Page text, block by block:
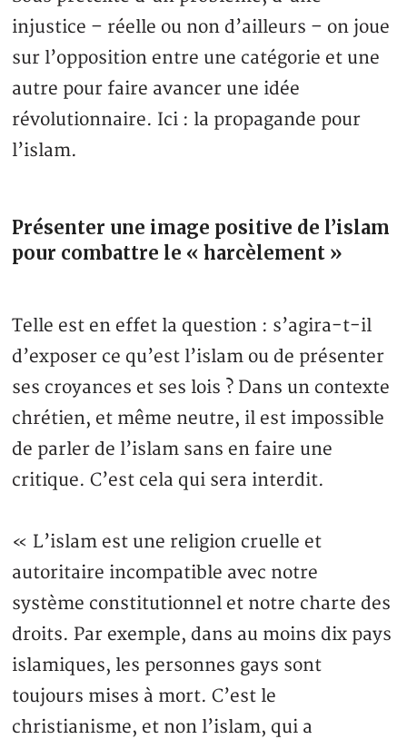
injustice – réelle ou non d’ailleurs – on joue
sur l’opposition entre une catégorie et une
autre pour faire avancer une idée
révolutionnaire. Ici : la propagande pour
l’islam.
Présenter une image positive de l’islam
pour combattre le « harcèlement »
Telle est en effet la question : s’agira-t-il
d’exposer ce qu’est l’islam ou de présenter
ses croyances et ses lois ? Dans un contexte
chrétien, et même neutre, il est impossible
de parler de l’islam sans en faire une
critique. C’est cela qui sera interdit.
« L’islam est une religion cruelle et
autoritaire incompatible avec notre
système constitutionnel et notre charte des
droits. Par exemple, dans au moins dix pays
islamiques, les personnes gays sont
toujours mises à mort. C’est le
christianisme, et non l’islam, qui a